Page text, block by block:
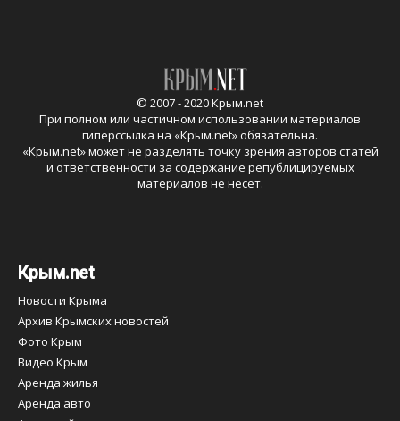
© 2007 - 2020 Крым.net
При полном или частичном использовании материалов
гиперссылка на «Крым.net» обязательна.
«Крым.net» может не разделять точку зрения авторов статей
и ответственности за содержание републицируемых
материалов не несет.
Крым.net
Новости Крыма
Архив Крымских новостей
Фото Крым
Видео Крым
Аренда жилья
Аренда авто